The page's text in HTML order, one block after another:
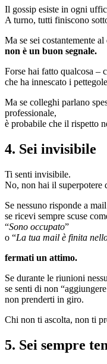
Il gossip esiste in ogni
A turno, tutti finiscono
Ma se sei costantemente
non è un buon segnale.
Forse hai fatto qualcosa –
che ha innescato i
Ma se colleghi parlano
professionale,
è probabile che il rispetto
4. Sei invisibile
Ti senti invisibile.
No, non hai il superpotere
Se nessuno risponde a
se ricevi sempre scuse
“Sono occupato”
o “La tua mail è finita
fermati un attimo.
Se durante le riunioni
se senti di non
non prenderti in giro.
Chi non ti ascolta, non ti
5. Sei sempre